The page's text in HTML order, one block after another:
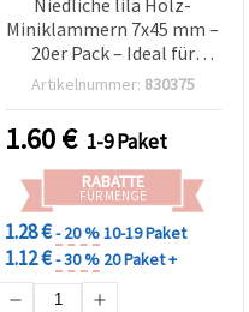
Miniklammern 7x45 mm –
20er Pack – Ideal für
Basteln, Fotodisplay &
Artikelnummer: 830375
1.60€ 1-9 Paket
RABATTE
FÜR MENGE
1.28 €- 20 %10-19 Paket
1.12 €- 30 % 20 Paket +